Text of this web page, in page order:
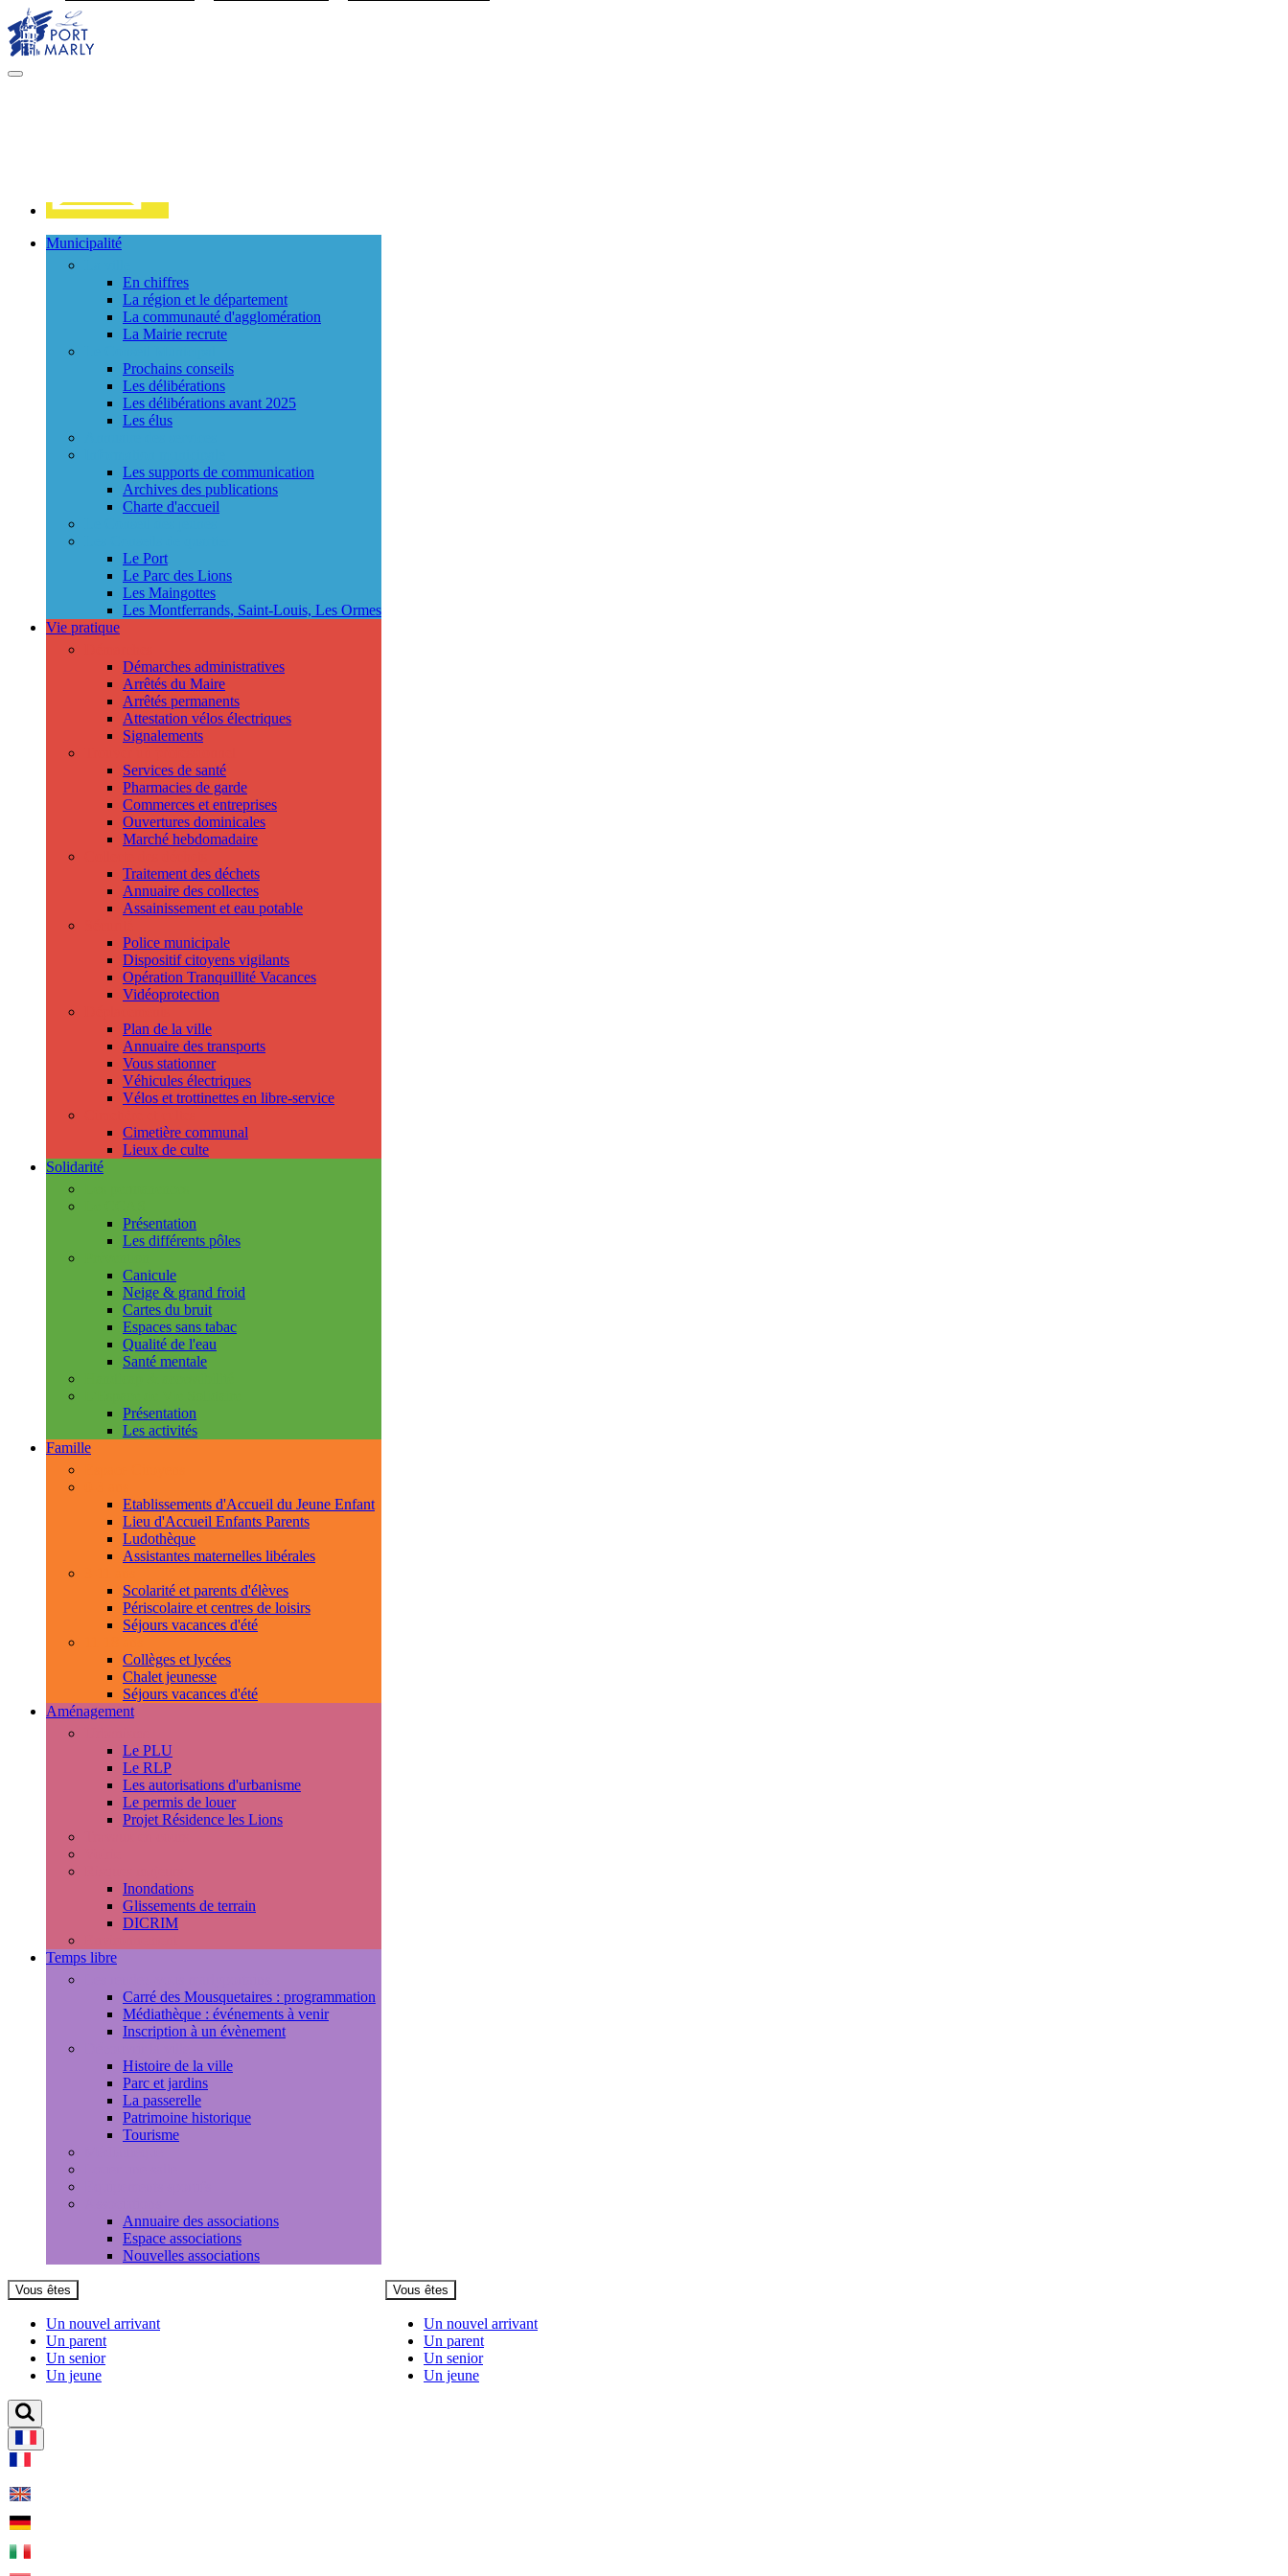
MENU
Municipalité
En chiffres
La région et le département
La communauté d'agglomération
La Mairie recrute
Prochains conseils
Les délibérations
Les délibérations avant 2025
Les élus
Les supports de communication
Archives des publications
Charte d'accueil
Le Port
Le Parc des Lions
Les Maingottes
Les Montferrands, Saint-Louis, Les Ormes
Vie pratique
Démarches administratives
Arrêtés du Maire
Arrêtés permanents
Attestation vélos électriques
Signalements
Services de santé
Pharmacies de garde
Commerces et entreprises
Ouvertures dominicales
Marché hebdomadaire
Traitement des déchets
Annuaire des collectes
Assainissement et eau potable
Police municipale
Dispositif citoyens vigilants
Opération Tranquillité Vacances
Vidéoprotection
Plan de la ville
Annuaire des transports
Vous stationner
Véhicules électriques
Vélos et trottinettes en libre-service
Cimetière communal
Lieux de culte
Solidarité
Présentation
Les différents pôles
Canicule
Neige & grand froid
Cartes du bruit
Espaces sans tabac
Qualité de l'eau
Santé mentale
Présentation
Les activités
Famille
Etablissements d'Accueil du Jeune Enfant
Lieu d'Accueil Enfants Parents
Ludothèque
Assistantes maternelles libérales
Scolarité et parents d'élèves
Périscolaire et centres de loisirs
Séjours vacances d'été
Collèges et lycées
Chalet jeunesse
Séjours vacances d'été
Aménagement
Le PLU
Le RLP
Les autorisations d'urbanisme
Le permis de louer
Projet Résidence les Lions
Inondations
Glissements de terrain
DICRIM
Temps libre
Carré des Mousquetaires : programmation
Médiathèque : événements à venir
Inscription à un évènement
Histoire de la ville
Parc et jardins
La passerelle
Patrimoine historique
Tourisme
Annuaire des associations
Espace associations
Nouvelles associations
Vous êtes
Un nouvel arrivant
Un parent
Un senior
Un jeune
Vous êtes
Un nouvel arrivant
Un parent
Un senior
Un jeune